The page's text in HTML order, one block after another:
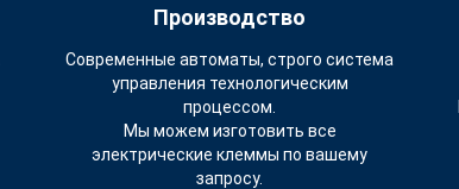
Производство
Современные автоматы, строго система
управления технологическим
процессом.
Мы можем изготовить все
электрические клеммы по вашему
запросу.